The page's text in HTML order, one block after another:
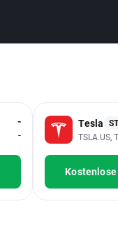
-
-
Tesla
TSLA.US,